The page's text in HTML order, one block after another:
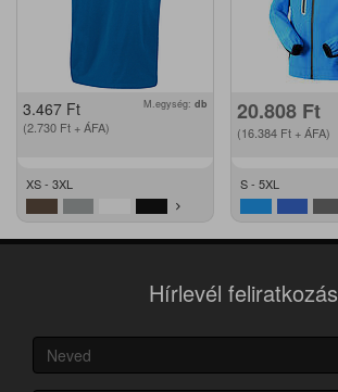
3.467 Ft
(2.730 Ft + ÁFA)
M.egység: db
XS - 3XL
20.808 Ft
(16.384 Ft + ÁFA)
S - 5XL
Hírlevél feliratkozás